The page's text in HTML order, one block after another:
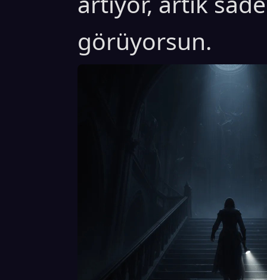
görüyorsun.